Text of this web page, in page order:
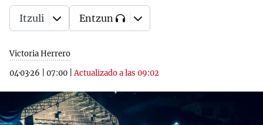
Victoria Herrero
04·03·26
07:00 |Actualizado a las 09:02
Itzuli Entzun